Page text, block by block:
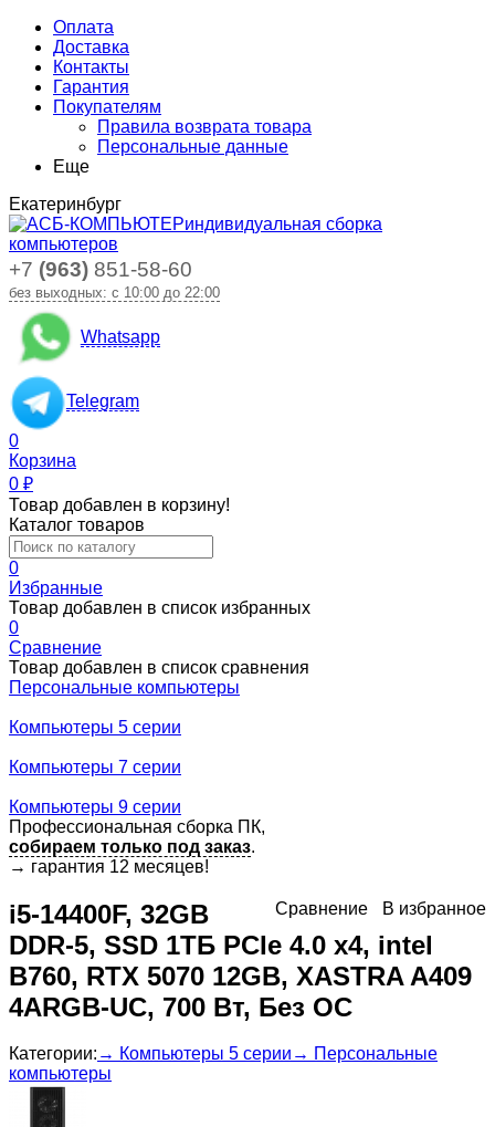
Оплата
Доставка
Контакты
Гарантия
Покупателям
Правила возврата товара
Персональные данные
Еще
Екатеринбург
индивидуальная сборка
компьютеров
+7 (963) 851-58-60
без выходных: с 10:00 до 22:00
Whatsapp
Telegram
0
Корзина
0 ₽
Товар добавлен в корзину!
Каталог товаров
0
Избранные
Товар добавлен в список избранных
0
Сравнение
Товар добавлен в список сравнения
Персональные компьютеры
Компьютеры 5 серии
Компьютеры 7 серии
Компьютеры 9 серии
Профессиональная сборка ПК,
собираем только под заказ.
→ гарантия 12 месяцев!
В избранное
Сравнение
i5-14400F, 32GB
DDR-5, SSD 1ТБ PCIe 4.0 x4, intel
B760, RTX 5070 12GB, XASTRA A409
4ARGB-UC, 700 Вт, Без ОС
Категории: → Компьютеры 5 серии → Персональные
компьютеры